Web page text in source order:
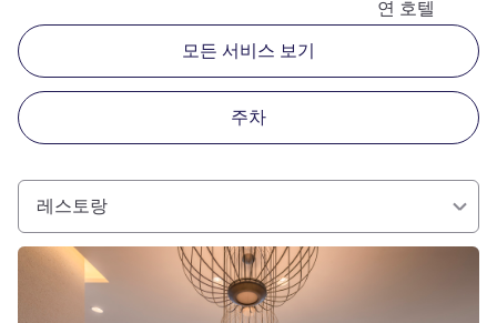
연 호텔
모든 서비스 보기
주차
레스토랑
세부 정보 보기